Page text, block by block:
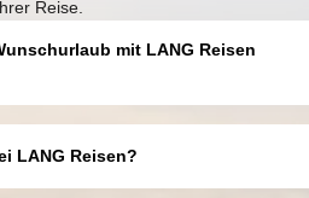
Reise.
mit LANG Reisen
ganz einfach und bequem:
in Annaberg-Buchholz, Aue,
Zwickau
LANG Reisen?